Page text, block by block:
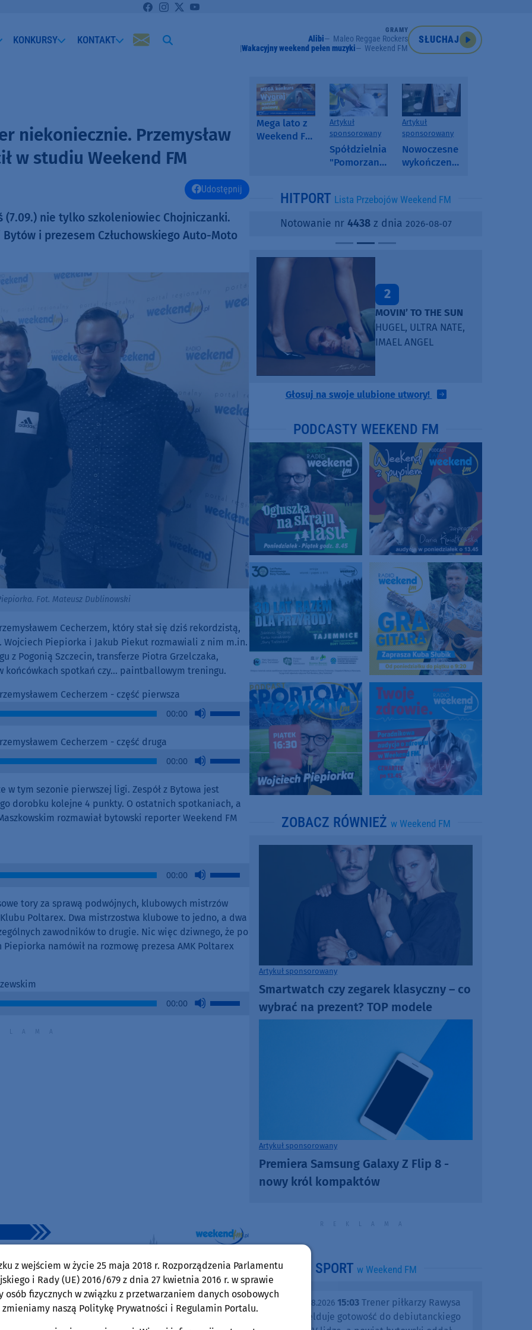
KONKURSY KONTAKT
GRAMY
Alibi
Maleo Reggae Rockers
Wakacyjny weekend pełen muzyki
Weekend FM
SŁUCHAJ
niekoniecznie. Przemysław
w studiu Weekend FM
Udostępnij
nie tylko szkoleniowiec Chojniczanki.
i prezesem Człuchowskiego Auto-Moto
Fot. Mateusz Dublinowski
Cecherzem, który stał się dziś rekordzistą,
Wojciech Piepiorka i Jakub Piekut rozmawiali z nim m.in.
z Pogonią Szczecin, transferze Piotra Grzelczaka,
końcówkach spotkań czy... paintballowym treningu.
Cecherzem - część pierwsza
00:00
Use
Up/Down
to
or
decrease
volume.
Cecherzem - część druga
00:00
Use
Arrow
keys
to
volume.
tym sezonie pierwszej ligi. Zespół z Bytowa jest
dorobku kolejne 4 punkty. O ostatnich spotkaniach, a
rozmawiał bytowski reporter Weekend FM
00:00
Use
Arrow
keys
to
increase
tory za sprawą podwójnych, klubowych mistrzów
Poltarex. Dwa mistrzostwa klubowe to jedno, a dwa
zawodników to drugie. Nic więc dziwnego, że po
namówił na rozmowę prezesa AMK Poltarex
00:00
Use
Mega lato z
Weekend FM
Artykuł
sponsorowany
Spółdzielnia
"Pomorzanka"
informuje o
i ofertach
najmu
Artykuł
sponsorowany
Nowoczesne
wykończenia
SPC, WPC i
kamienny
HITPORT Lista Przebojów Weekend FM
Notowanie nr 4438z dnia 2026-08-07
2
MOVIN’ TO THE SUN
HUGEL, ULTRA NATE,
IMAEL ANGEL
Głosuj na swoje ulubione utwory!
PODCASTY WEEKEND FM
ZOBACZ RÓWNIEŻ w Weekend FM
Artykuł sponsorowany
Smartwatch czy zegarek klasyczny – co
wybrać na prezent? TOP modele
Artykuł sponsorowany
Premiera Samsung Galaxy Z Flip 8 -
nowy król kompaktów
SPORT w Weekend FM
piątek, 07.08.2026 15:03 Trener piłkarzy Rawysa
Raciąż melduje gotowość do debiutanckiego
z wejściem w życie 25 maja 2018 r. Rozporządzenia Parlamentu
i Rady (UE) 2016/679 z dnia 27 kwietnia 2016 r. w sprawie
osób fizycznych w związku z przetwarzaniem danych osobowych
zmieniamy naszą Politykę Prywatności i Regulamin Portalu.